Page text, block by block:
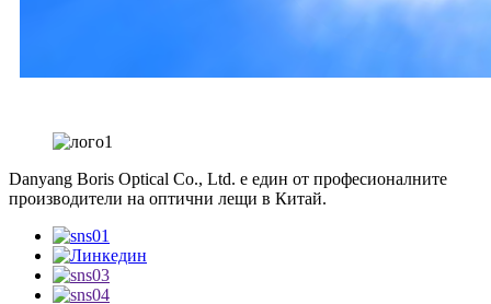
Danyang Boris Optical Co., Ltd. е един от професионалните
производители на оптични лещи в Китай.